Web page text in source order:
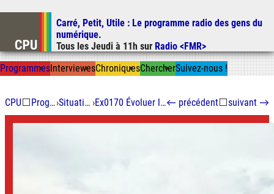
Aller au contenu
Aller à la recherche
Carré, Petit, Utile : Le programme radio des gens du
numérique.
Tous les Jeudi à 11h sur Radio <FMR>
ProgrammesInterviewesChroniquesChercherSuivez-nous !
CPU⬜ Programmes› Situation critique › Ex0170 Évoluer les appels d'urgence← précédent⬜suivant →